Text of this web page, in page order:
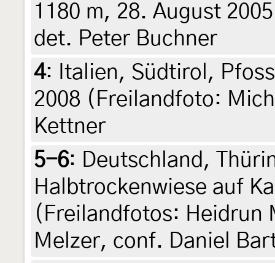
1180 m, 28. August
det. Peter Buchner
4:
Italien, Südtirol,
2008 (Freilandfoto:
Kettner
5-6: Deutschland,
Halbtrockenwiese auf
(Freilandfotos: Heidrun
Melzer, conf. Daniel